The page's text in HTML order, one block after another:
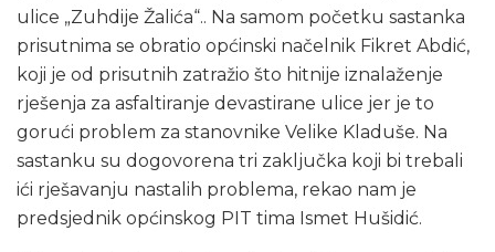
ulice „Zuhdije Žalića“.. Na samom početku sastanka
prisutnima se obratio općinski načelnik Fikret Abdić,
koji je od prisutnih zatražio što hitnije iznalaženje
rješenja za asfaltiranje devastirane ulice jer je to
gorući problem za stanovnike Velike Kladuše. Na
sastanku su dogovorena tri zaključka koji bi trebali
ići rješavanju nastalih problema, rekao nam je
predsjednik općinskog PIT tima Ismet Hušidić.